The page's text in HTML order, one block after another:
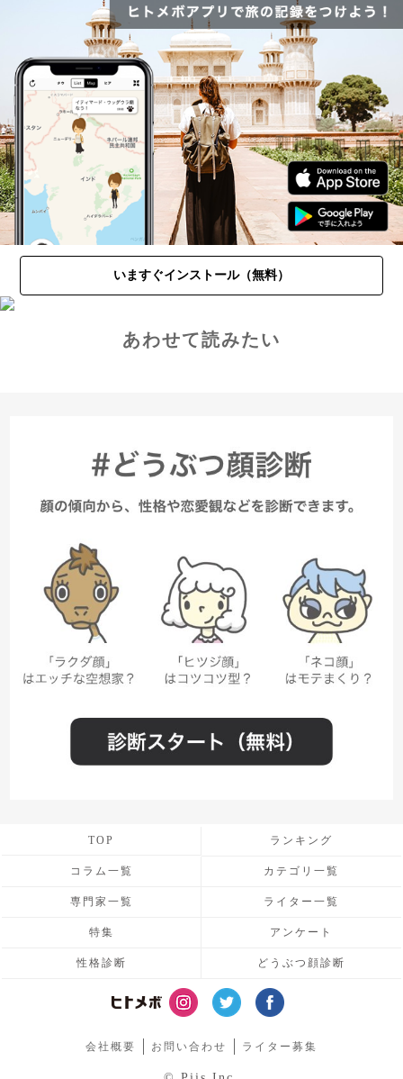
いますぐインストール（無料）
あわせて読みたい
TOP ランキング
コラム一覧 カテゴリ一覧
専門家一覧 ライター一覧
特集 アンケート
性格診断 どうぶつ顔診断
会社概要 お問い合わせ ライター募集